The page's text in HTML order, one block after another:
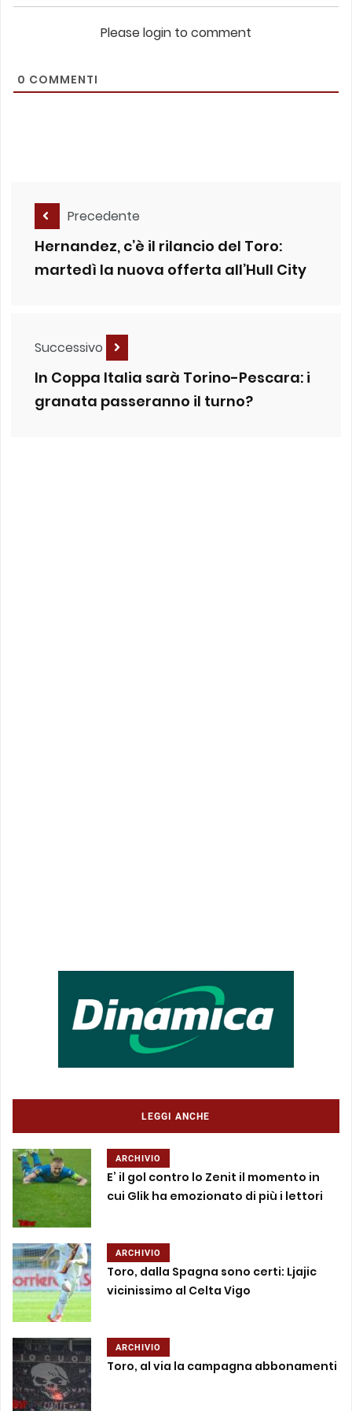
Please login to comment
0 COMMENTI
Precedente
Hernandez, c’è il rilancio del Toro:
martedì la nuova offerta all’Hull City
Successivo
In Coppa Italia sarà Torino-Pescara: i
granata passeranno il turno?
LEGGI ANCHE
ARCHIVIO
E’ il gol contro lo Zenit il momento in
cui Glik ha emozionato di più i lettori
ARCHIVIO
Toro, dalla Spagna sono certi: Ljajic
vicinissimo al Celta Vigo
ARCHIVIO
Toro, al via la campagna abbonamenti